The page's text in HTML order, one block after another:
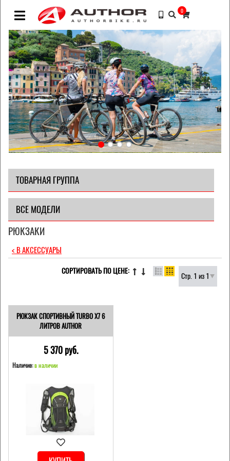
0
ТОВАРНАЯ ГРУППА
ВСЕ МОДЕЛИ
РЮКЗАКИ
< В АКСЕССУАРЫ
Стр. 1 из 1
СОРТИРОВАТЬ ПО ЦЕНЕ:
РЮКЗАК СПОРТИВНЫЙ TURBO X7 6
ЛИТРОВ AUTHOR
5 370 pуб.
Наличие:в наличии